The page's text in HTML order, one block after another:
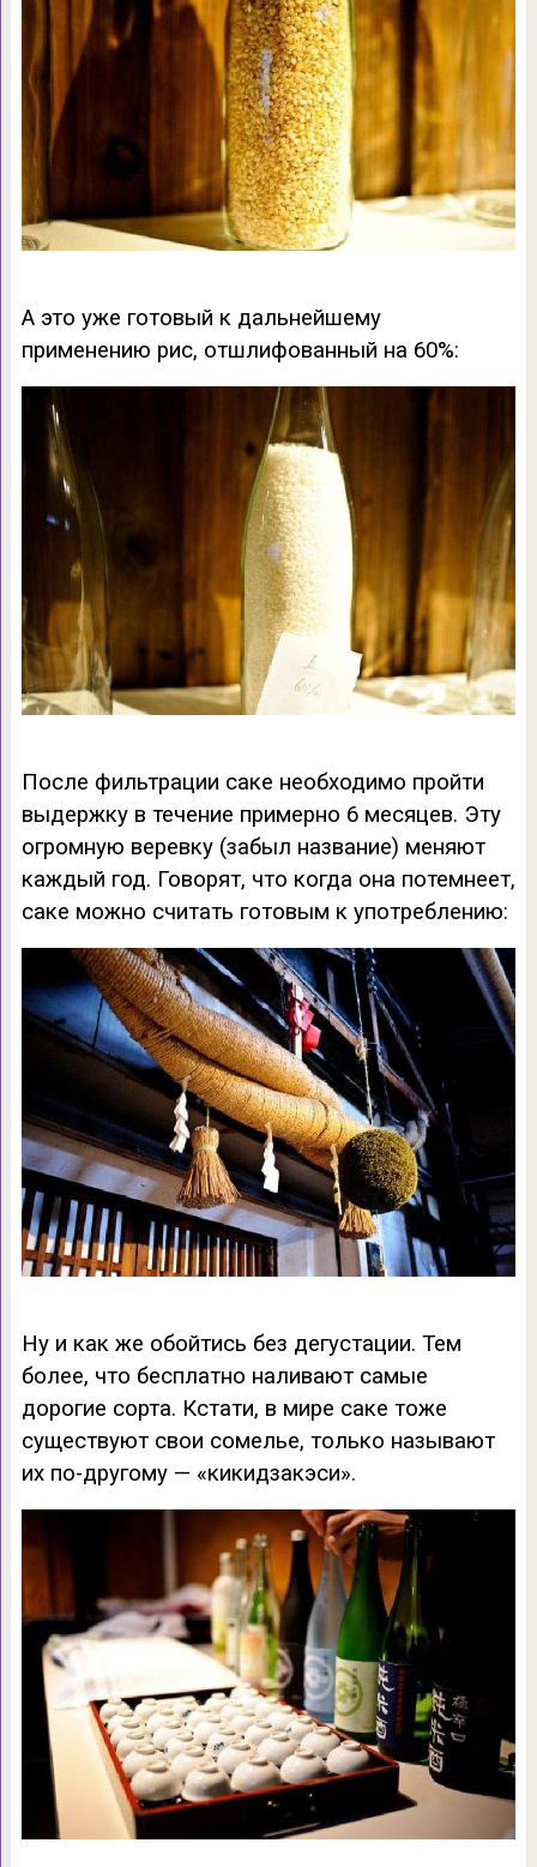
А это уже готовый к дальнейшему
применению рис, отшлифованный на 60%:
После фильтрации саке необходимо пройти
выдержку в течение примерно 6 месяцев. Эту
огромную веревку (забыл название) меняют
каждый год. Говорят, что когда она потемнеет,
саке можно считать готовым к употреблению:
Ну и как же обойтись без дегустации. Тем
более, что бесплатно наливают самые
дорогие сорта. Кстати, в мире саке тоже
существуют свои сомелье, только называют
их по-другому — «кикидзакэси».